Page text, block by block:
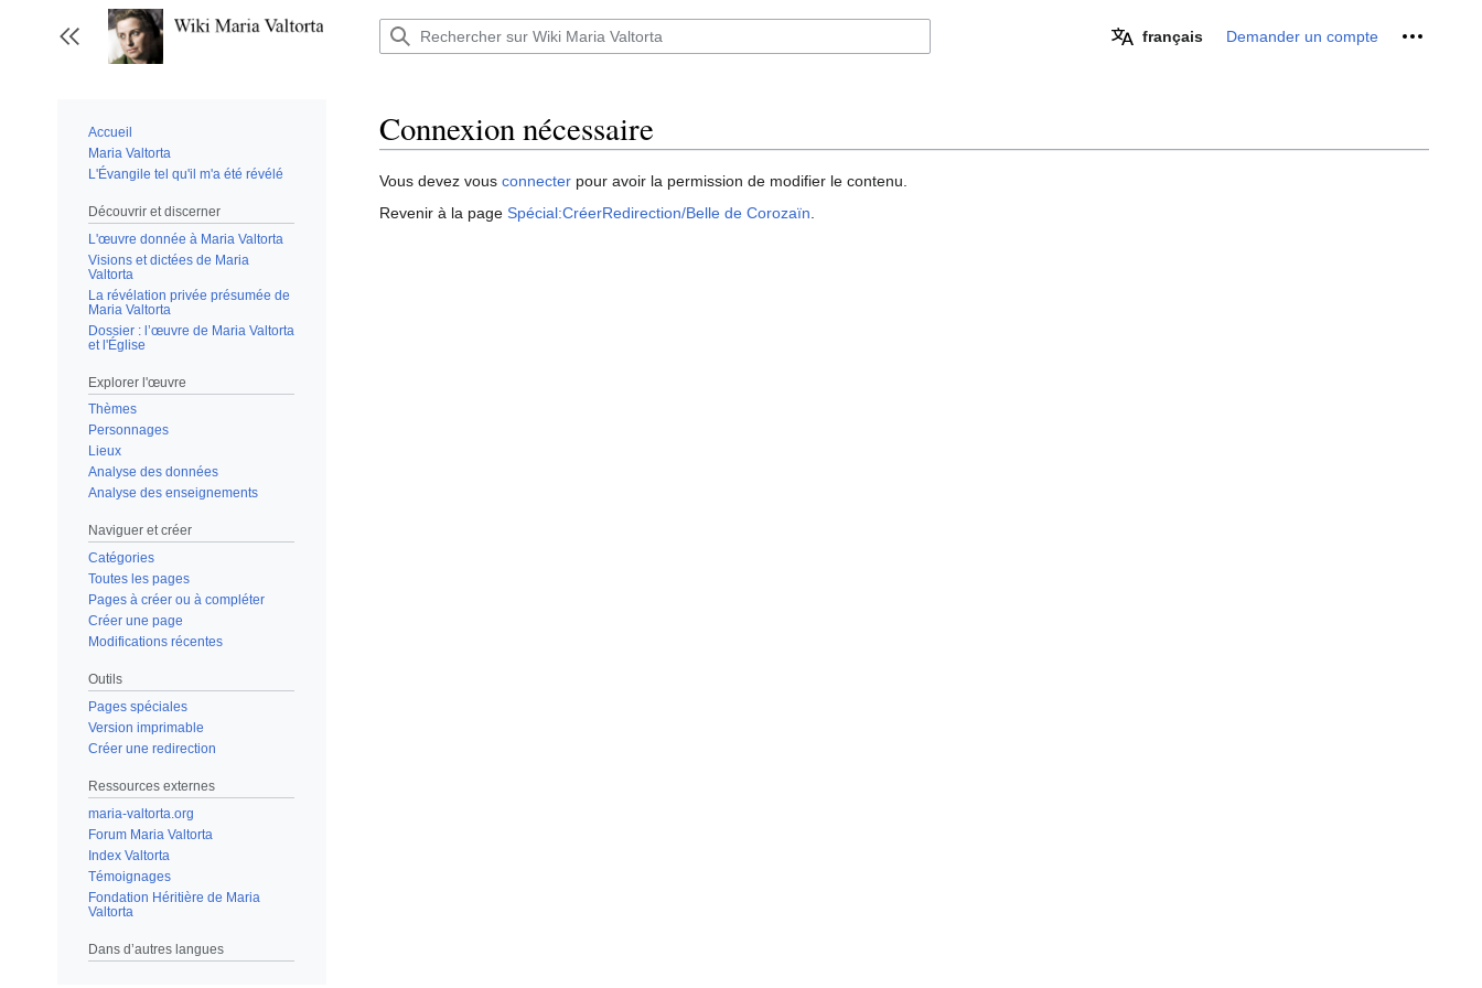
contenu
Afficher / masquer la barre latérale français Demander un compte Outils
Accueil
Maria Valtorta
L'Évangile tel qu'il m'a été révélé
Découvrir et discerner
L'œuvre donnée à Maria Valtorta
Visions et dictées de Maria
Valtorta
La révélation privée présumée de
Maria Valtorta
Dossier : l’œuvre de Maria Valtorta
et l'Église
Explorer l'œuvre
Thèmes
Personnages
Lieux
Analyse des données
Analyse des enseignements
Naviguer et créer
Catégories
Toutes les pages
Pages à créer ou à compléter
Créer une page
Modifications récentes
Outils
Pages spéciales
Version imprimable
Créer une redirection
Ressources externes
maria-valtorta.org
Forum Maria Valtorta
Index Valtorta
Témoignages
Fondation Héritière de Maria
Valtorta
Dans d’autres langues
Connexion nécessaire
Vous devez vous connecter pour avoir la permission de modifier le contenu.
Revenir à la page Spécial:CréerRedirection/Belle de Corozaïn